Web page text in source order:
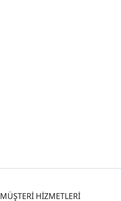
MÜŞTERİ HİZMETLERİ